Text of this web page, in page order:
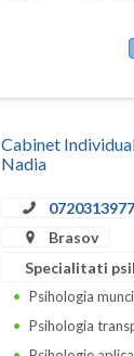
Cabinet
Nadia
0720313977
Brasov
Specialitati
Psihologia
Psihologia